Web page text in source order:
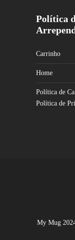
Política
Carrinho
Home
Política de
Política de
My Mug